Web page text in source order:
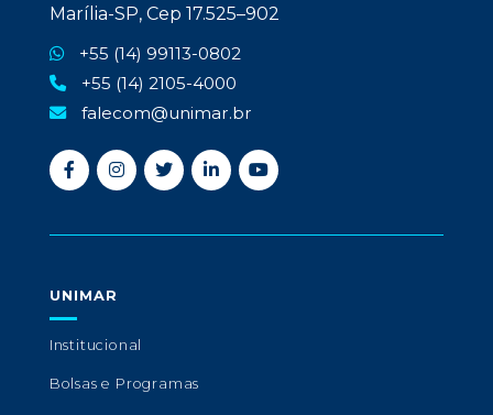
Marília-SP, Cep 17.525–902
+55 (14) 99113-0802
+55 (14) 2105-4000
falecom@unimar.br
UNIMAR
Institucional
Bolsas e Programas